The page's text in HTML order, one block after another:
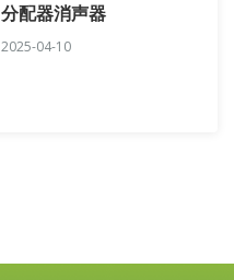
分配器消声器
2025-04-10